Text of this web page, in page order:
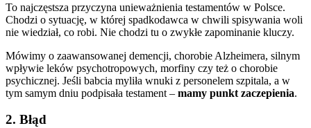
To najczęstsza przyczyna unieważnienia testamentów w Polsce.
Chodzi o sytuację, w której spadkodawca w chwili spisywania woli
nie wiedział, co robi. Nie chodzi tu o zwykłe zapominanie kluczy.
Mówimy o zaawansowanej demencji, chorobie Alzheimera, silnym
wpływie leków psychotropowych, morfiny czy też o chorobie
psychicznej. Jeśli babcia myliła wnuki z personelem szpitala, a w
tym samym dniu podpisała testament – mamy punkt zaczepienia.
2. Błąd